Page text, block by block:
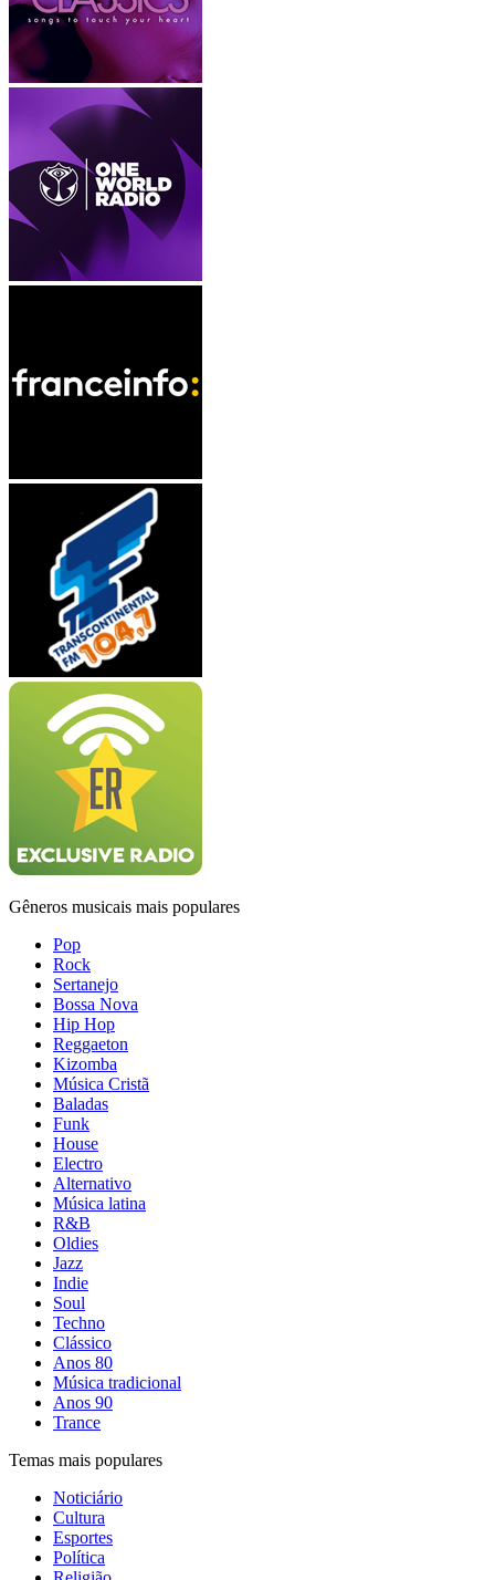
Gêneros musicais mais populares
Pop
Rock
Sertanejo
Bossa Nova
Hip Hop
Reggaeton
Kizomba
Música Cristã
Baladas
Funk
House
Electro
Alternativo
Música latina
R&B
Oldies
Jazz
Indie
Soul
Techno
Clássico
Anos 80
Música tradicional
Anos 90
Trance
Temas mais populares
Noticiário
Cultura
Esportes
Política